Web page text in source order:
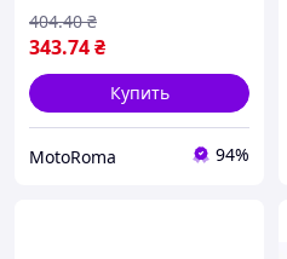
343.74₴
404.40 ₴
Купить
MotoRoma 94%